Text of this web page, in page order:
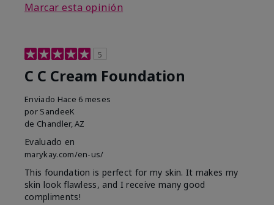
Marcar esta opinión
5
C C Cream Foundation
Enviado Hace 6 meses
por SandeeK
de Chandler, AZ
Evaluado en
marykay.com/en-us/
This foundation is perfect for my skin. It makes my
skin look flawless, and I receive many good
compliments!